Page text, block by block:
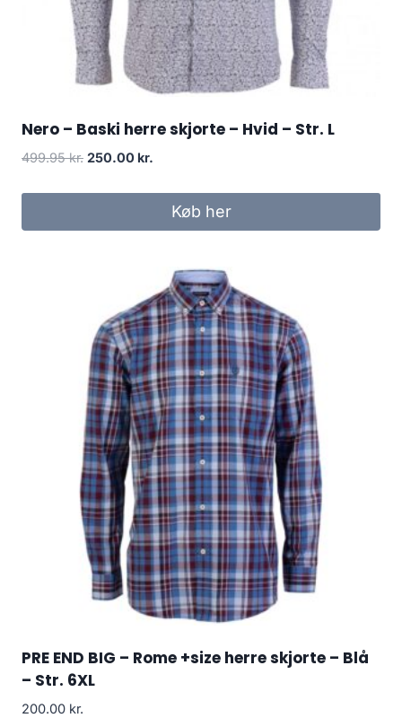
Nero – Baski herre skjorte – Hvid – Str. L
499.95kr. Original
was:
250.00 kr.
is:
250.00 kr..
Køb her
PRE END BIG – Rome +size herre skjorte – Blå
– Str. 6XL
200.00 kr.